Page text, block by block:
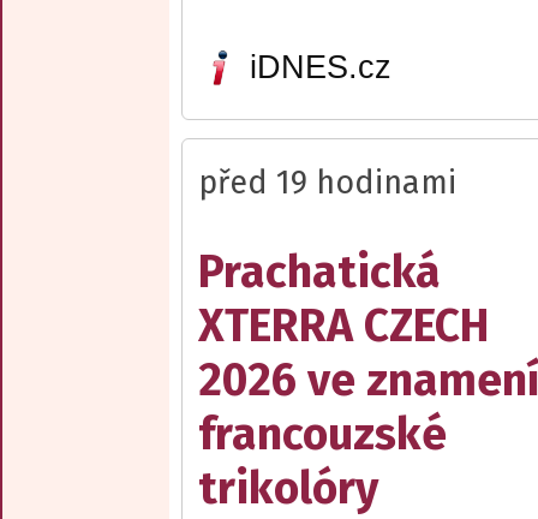
iDNES.cz
před 19 hodinami
Prachatická
XTERRA CZECH
2026 ve znamení
francouzské
trikolóry